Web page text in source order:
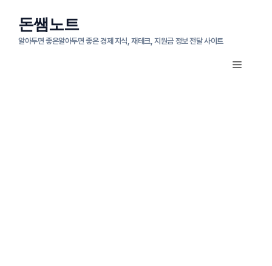
돈쌤노트
알아두면 좋은알아두면 좋은 경제 지식, 재테크, 지원금 정보 전달 사이트
메